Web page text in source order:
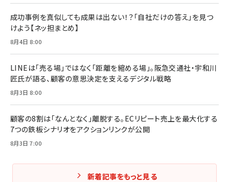
成功事例を真似しても成果は出ない！？「自社だけの答え」を見つ
けよう【ネッ担まとめ】
8月4日 8:00
LINEは「売る場」ではなく「距離を縮める場」。阪急交通社・宇和川
匠氏が語る、顧客の意思決定を支えるデジタル戦略
8月3日 8:00
顧客の8割は「なんとなく」離脱する。ECリピート売上を最大化する
7つの鉄板シナリオをアクションリンクが公開
8月3日 7:00
新着記事をもっと見る